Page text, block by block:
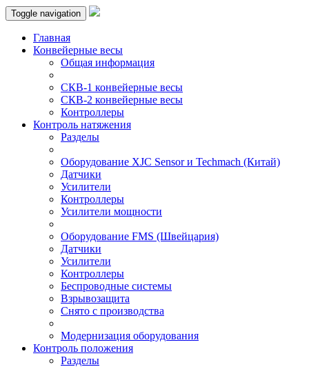
Toggle navigation
Главная
Конвейерные весы
Общая информация
СКВ-1 конвейерные весы
СКВ-2 конвейерные весы
Контроллеры
Контроль натяжения
Разделы
Оборудование XJC Sensor и Techmach (Китай)
Датчики
Усилители
Контроллеры
Усилители мощности
Оборудование FMS (Швейцария)
Датчики
Усилители
Контроллеры
Беспроводные системы
Взрывозащита
Снято с производства
Модернизация оборудования
Контроль положения
Разделы